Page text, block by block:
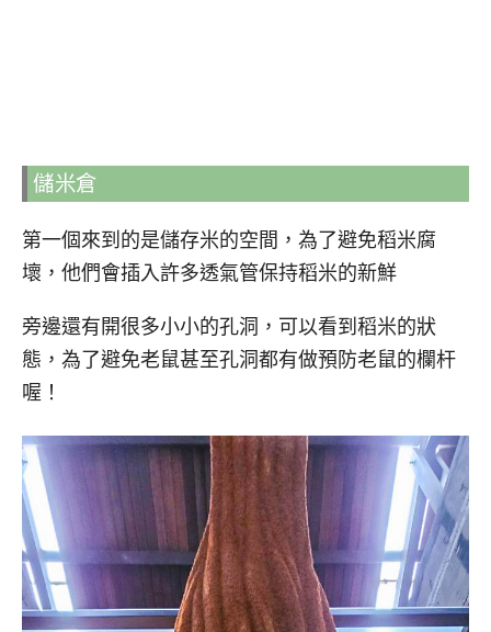
儲米倉
第一個來到的是儲存米的空間，為了避免稻米腐
壞，他們會插入許多透氣管保持稻米的新鮮
旁邊還有開很多小小的孔洞，可以看到稻米的狀
態，為了避免老鼠甚至孔洞都有做預防老鼠的欄杆
喔！